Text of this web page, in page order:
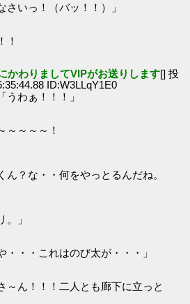
さいっ！（バッ！！）」
！
かわりましてVIPがお送りします[] 投
ID:W3LLqY1E0
うわぁ！！！」
～～～～！
ん？な・・何をやっとるんだね。
。」
・・・これはのび太が・・・」
～ん！！！二人とも廊下に立っと